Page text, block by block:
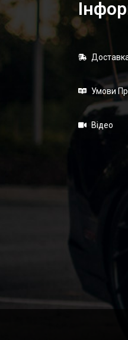
Умови
Відео